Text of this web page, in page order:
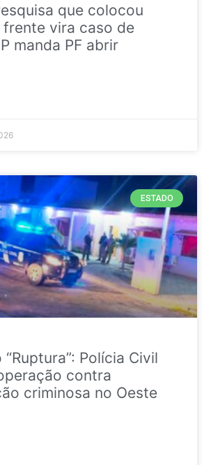
que colocou
frente vira caso de
manda PF abrir
ESTADO
Polícia Civil
contra
criminosa no Oeste